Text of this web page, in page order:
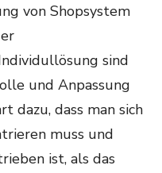
von Shopsystem
sind
und Anpassung
dazu, dass man sich
muss und
ist, als das